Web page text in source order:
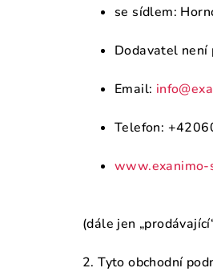
se sídlem:
Dodavatel
Email:
Telefon:
www.exanimo-
(dále jen
2. Tyto obchodní